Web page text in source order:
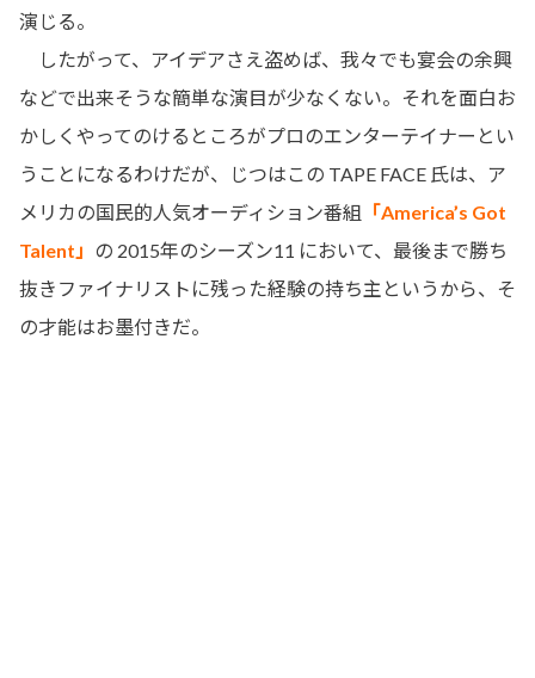
演じる。
したがって、アイデアさえ盗めば、我々でも宴会の余興
などで出来そうな簡単な演目が少なくない。それを面白お
かしくやってのけるところがプロのエンターテイナーとい
うことになるわけだが、じつはこの TAPE FACE 氏は、ア
メリカの国民的人気オーディション番組 「America’s Got
Talent」
の 2015年のシーズン11 において、最後まで勝ち
抜きファイナリストに残った経験の持ち主というから、そ
の才能はお墨付きだ。